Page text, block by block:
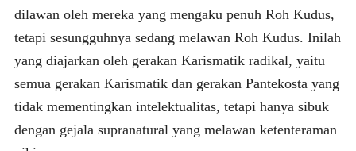
dilawan oleh mereka yang mengaku penuh Roh Kudus,
tetapi sesungguhnya sedang melawan Roh Kudus. Inilah
yang diajarkan oleh gerakan Karismatik radikal, yaitu
semua gerakan Karismatik dan gerakan Pantekosta yang
tidak mementingkan intelektualitas, tetapi hanya sibuk
dengan gejala supranatural yang melawan ketenteraman